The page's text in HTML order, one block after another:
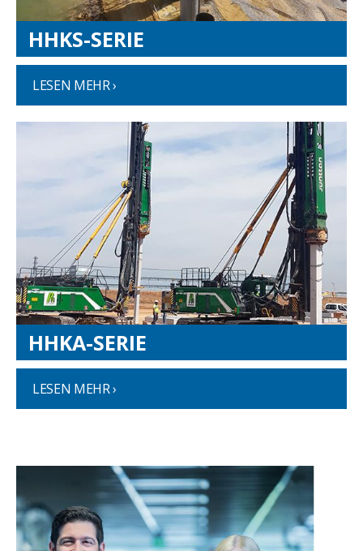
HHKS-SERIE
LESEN MEHR ›
HHKA-SERIE
LESEN MEHR ›